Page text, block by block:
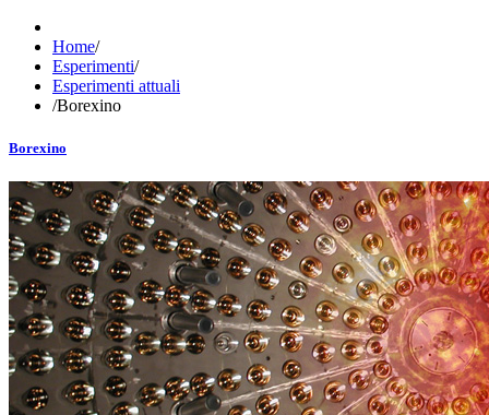
Home/
Esperimenti/
Esperimenti attuali
/Borexino
Borexino